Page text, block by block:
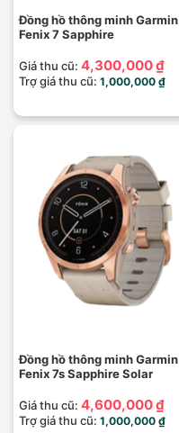
Đồng hồ thông minh Garmin
Fenix 7 Sapphire
Giá thu cũ: 4,300,000 ₫
Trợ giá thu cũ: 1,000,000 ₫
Đồng hồ thông minh Garmin
Fenix 7s Sapphire Solar
Giá thu cũ: 4,600,000 ₫
Trợ giá thu cũ: 1,000,000 ₫